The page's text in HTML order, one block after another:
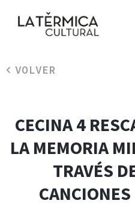
VOLVER
CECINA 4
LA MEMORIA
TRAVÉS